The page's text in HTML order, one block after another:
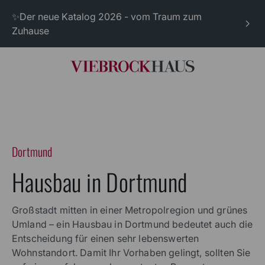
✨Der neue Katalog 2026 - vom Traum zum
Zuhause
Dortmund
Hausbau in Dortmund
Großstadt mitten in einer Metropolregion und grünes
Umland – ein Hausbau in Dortmund bedeutet auch die
Entscheidung für einen sehr lebenswerten
Wohnstandort. Damit Ihr Vorhaben gelingt, sollten Sie